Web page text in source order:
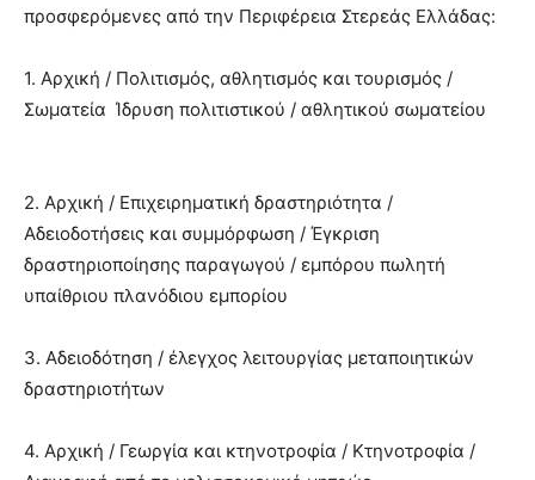
προσφερόμενες από την Περιφέρεια Στερεάς Ελλάδας:
1. Αρχική / Πολιτισμός, αθλητισμός και τουρισμός /
Σωματεία Ίδρυση πολιτιστικού / αθλητικού σωματείου
2. Αρχική / Επιχειρηματική δραστηριότητα /
Αδειοδοτήσεις και συμμόρφωση / Έγκριση
δραστηριοποίησης παραγωγού / εμπόρου πωλητή
υπαίθριου πλανόδιου εμπορίου
3. Αδειοδότηση / έλεγχος λειτουργίας μεταποιητικών
δραστηριοτήτων
4. Αρχική / Γεωργία και κτηνοτροφία / Κτηνοτροφία /